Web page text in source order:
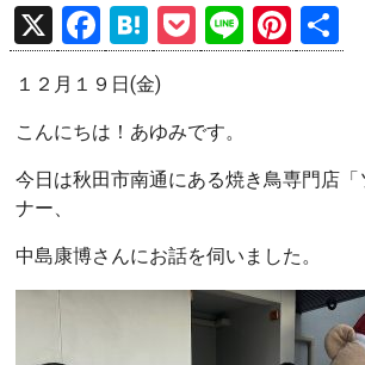
X
F
a
ce
b
o
k
H
at
e
n
a
P
o
et
Li
n
Pi
nt
t
有
１２月１９日(金)
こんにちは！あゆみです。
今日は秋田市南通にある焼き鳥専門店
ナー、
中島康博さんにお話を伺いました。